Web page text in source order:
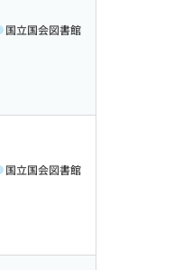
国立国会図書館
国立国会図書館